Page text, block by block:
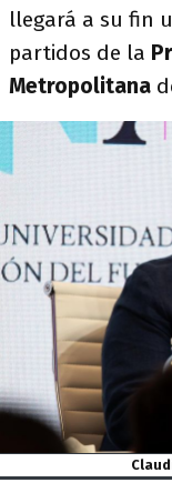
llegará a su fin
partidos de la
Metropolitana